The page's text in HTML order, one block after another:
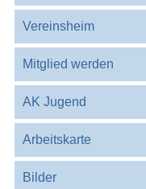
Vereinsheim
Mitglied werden
AK Jugend
Arbeitskarte
Bilder